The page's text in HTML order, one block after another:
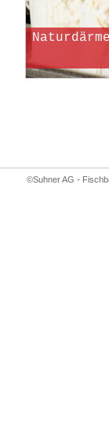
Naturdärme
©Suhner AG -